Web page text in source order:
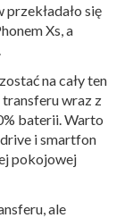
się
Xs, a
na cały ten
wraz z
baterii. Warto
i smartfon
pokojowej
ale